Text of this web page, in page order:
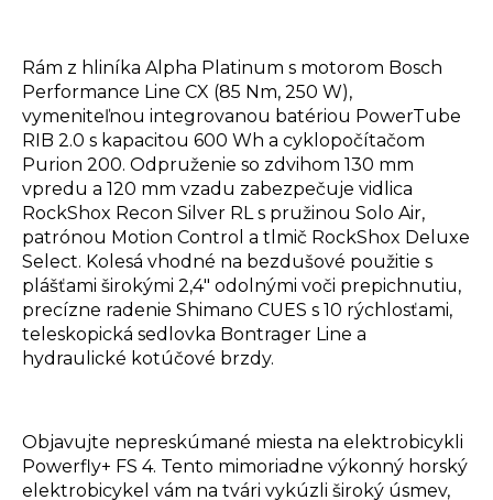
Rám z hliníka Alpha Platinum s motorom Bosch
Performance Line CX (85 Nm, 250 W),
vymeniteľnou integrovanou batériou PowerTube
RIB 2.0 s kapacitou 600 Wh a cyklopočítačom
Purion 200. Odpruženie so zdvihom 130 mm
vpredu a 120 mm vzadu zabezpečuje vidlica
RockShox Recon Silver RL s pružinou Solo Air,
patrónou Motion Control a tlmič RockShox Deluxe
Select. Kolesá vhodné na bezdušové použitie s
plášťami širokými 2,4" odolnými voči prepichnutiu,
precízne radenie Shimano CUES s 10 rýchlosťami,
teleskopická sedlovka Bontrager Line a
hydraulické kotúčové brzdy.
Objavujte nepreskúmané miesta na elektrobicykli
Powerfly+ FS 4. Tento mimoriadne výkonný horský
elektrobicykel vám na tvári vykúzli široký úsmev,